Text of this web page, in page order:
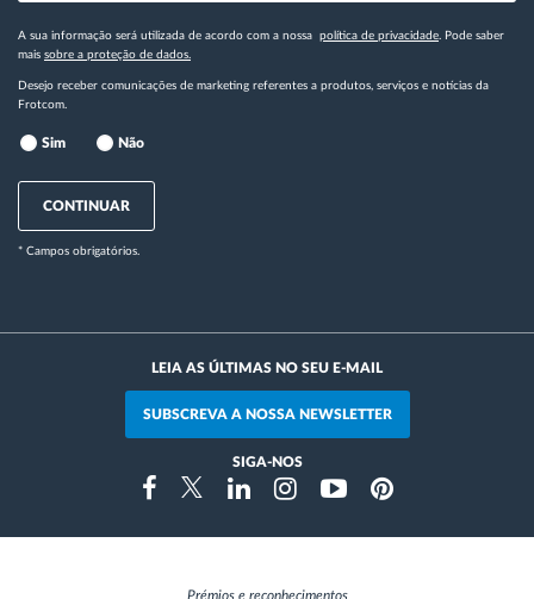
A sua informação será utilizada de acordo com a nossa política de privacidade . Pode saber
mais sobre a proteção de dados.
Desejo receber comunicações de marketing referentes a produtos, serviços e notícias da
Frotcom.
Sim Não
CONTINUAR
* Campos obrigatórios.
LEIA AS ÚLTIMAS NO SEU E-MAIL
SUBSCREVA A NOSSA NEWSLETTER
SIGA-NOS
FacebookTwitterLinkedinInstragramYoutubePinterest
Prémios e reconhecimentos